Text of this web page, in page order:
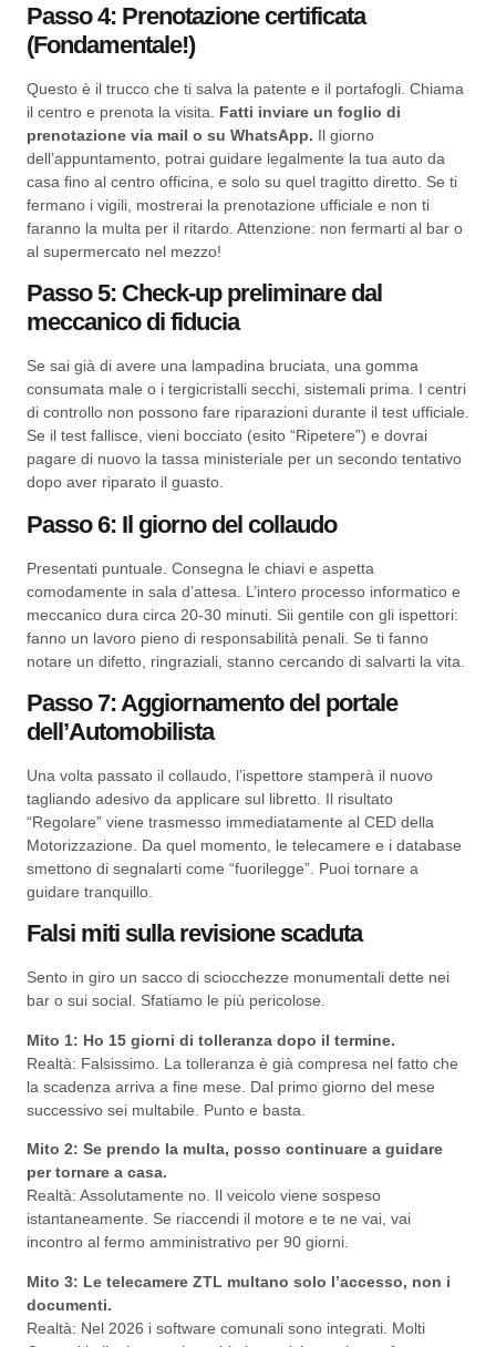
Passo 4: Prenotazione certificata
(Fondamentale!)
Questo è il trucco che ti salva la patente e il portafogli. Chiama
il centro e prenota la visita. Fatti inviare un foglio di
prenotazione via mail o su WhatsApp. Il giorno
dell’appuntamento, potrai guidare legalmente la tua auto da
casa fino al centro officina, e solo su quel tragitto diretto. Se ti
fermano i vigili, mostrerai la prenotazione ufficiale e non ti
faranno la multa per il ritardo. Attenzione: non fermarti al bar o
al supermercato nel mezzo!
Passo 5: Check-up preliminare dal
meccanico di fiducia
Se sai già di avere una lampadina bruciata, una gomma
consumata male o i tergicristalli secchi, sistemali prima. I centri
di controllo non possono fare riparazioni durante il test ufficiale.
Se il test fallisce, vieni bocciato (esito “Ripetere”) e dovrai
pagare di nuovo la tassa ministeriale per un secondo tentativo
dopo aver riparato il guasto.
Passo 6: Il giorno del collaudo
Presentati puntuale. Consegna le chiavi e aspetta
comodamente in sala d’attesa. L’intero processo informatico e
meccanico dura circa 20-30 minuti. Sii gentile con gli ispettori:
fanno un lavoro pieno di responsabilità penali. Se ti fanno
notare un difetto, ringraziali, stanno cercando di salvarti la vita.
Passo 7: Aggiornamento del portale
dell’Automobilista
Una volta passato il collaudo, l’ispettore stamperà il nuovo
tagliando adesivo da applicare sul libretto. Il risultato
“Regolare” viene trasmesso immediatamente al CED della
Motorizzazione. Da quel momento, le telecamere e i database
smettono di segnalarti come “fuorilegge”. Puoi tornare a
guidare tranquillo.
Falsi miti sulla revisione scaduta
Sento in giro un sacco di sciocchezze monumentali dette nei
bar o sui social. Sfatiamo le più pericolose.
Mito 1: Ho 15 giorni di tolleranza dopo il termine.
Realtà: Falsissimo. La tolleranza è già compresa nel fatto che
la scadenza arriva a fine mese. Dal primo giorno del mese
successivo sei multabile. Punto e basta.
Mito 2: Se prendo la multa, posso continuare a guidare
per tornare a casa.
Realtà: Assolutamente no. Il veicolo viene sospeso
istantaneamente. Se riaccendi il motore e te ne vai, vai
incontro al fermo amministrativo per 90 giorni.
Mito 3: Le telecamere ZTL multano solo l’accesso, non i
documenti.
Realtà: Nel 2026 i software comunali sono integrati. Molti